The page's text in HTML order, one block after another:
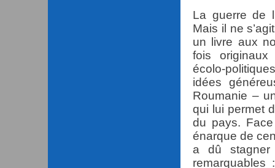
La guerre de
Mais il ne
un livre aux
fois originaux
écolo-
idées
Roumanie –
qui lui permet
du pays.
énarque de
a dû stagner
remarquables